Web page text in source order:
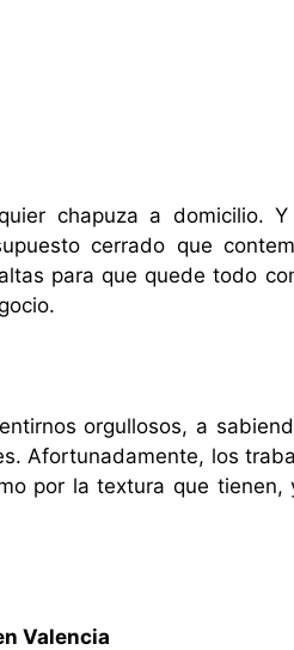
chapuza a domicilio.
cerrado que
para que quede todo
orgullosos, a
Afortunadamente, los
por la textura que tienen,
Valencia